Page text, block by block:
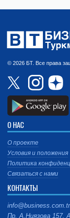
© 2026 БТ. Все права
О НАС
О проекте
Условия и положения
Политика
Связаться с нами
КОНТАКТЫ
Пр. А.Ниязова 157,